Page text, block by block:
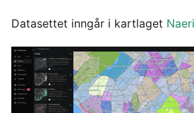
Datasettet inngår i kartlaget